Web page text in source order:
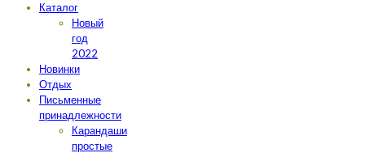
Каталог
Новый
год
2022
Новинки
Отдых
Письменные
принадлежности
Карандаши
простые